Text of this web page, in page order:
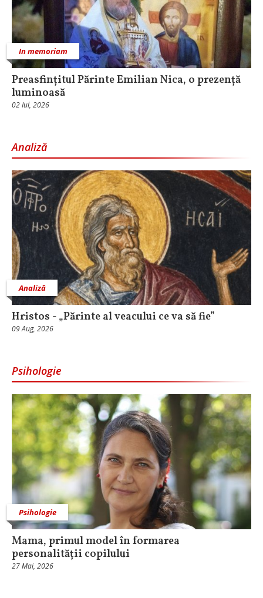
In memoriam
Preasfințitul Părinte Emilian Nica, o prezență
luminoasă
02 Iul, 2026
Analiză
Analiză
Hristos - „Părinte al veacului ce va să fie”
09 Aug, 2026
Psihologie
Psihologie
Mama, primul model în formarea
personalității copilului
27 Mai, 2026